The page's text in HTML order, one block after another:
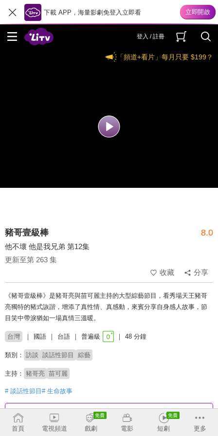
下載 APP，海量影劇免登入立即看
登入 / 註冊
「頻道+看片」每月只要 $199？
豬哥壹級棒 8.0
他不壞 他是我兄弟 第12集
更新至第 263 集
收藏
分享
《豬哥壹級棒》是豬哥亮與苗可麗主持的大型綜藝節目，看秀場天王豬哥
亮獨特的豬式詼諧，增添了真性情、真感動，來賓分享自身感人故事，節
目笑中帶淚猶如一場真情三溫暖。
台灣 國語 台語 普遍級 48 分鐘
類別： 訪談 談話性節目 綜藝
主持： 豬哥亮 苗可麗
# 談話性節目 # 生命故事
收回
首頁 電視頻道 戲劇 電影 短劇 更多